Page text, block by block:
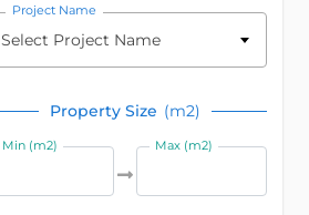
Project Name
Select Project Name
Property Size (m2)
Min (m2) Max (m2)